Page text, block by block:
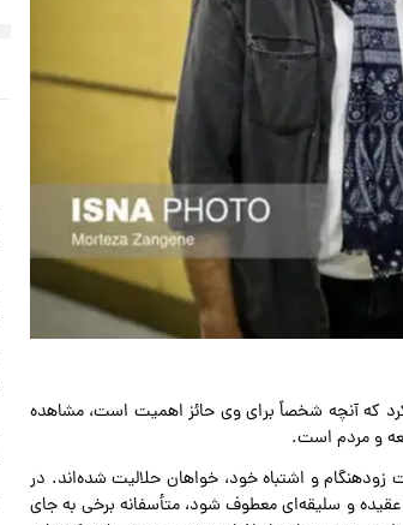
که آنچه شخصاً برای وی حائز اهمیت است، مشاهده
و مردم است.
و اشتباه خود، خواهان حلالیت شده‌اند. در
عقیده و سلیقه‌ای معطوف شود، متأسفانه برخی به جای